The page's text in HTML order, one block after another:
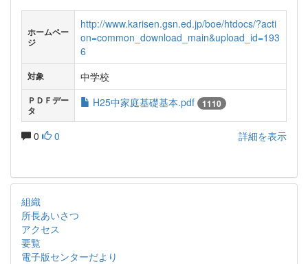
ホームペー
ジ
http://www.karisen.gsn.ed.jp/boe/htdocs/?acti
on=common_download_main&upload_id=193
6
対象 中学校
ＰＤＦデー
タ
H25中家庭基礎基本.pdf 1110
0 0 詳細を表示
組織
所長あいさつ
アクセス
要覧
電子版センターだより